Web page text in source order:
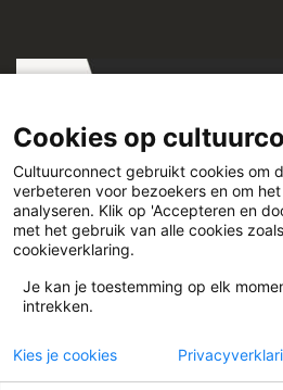
Cultuurconnect
www.cultuurconnect.be
Cookies op
Cultuurconnect gebruikt cookies om
verbeteren voor bezoekers en om
analyseren. Klik op 'Accepteren en
met het gebruik van alle cookies
cookieverklaring.
Je kan je toestemming op elk
intrekken.
Kies je cookies